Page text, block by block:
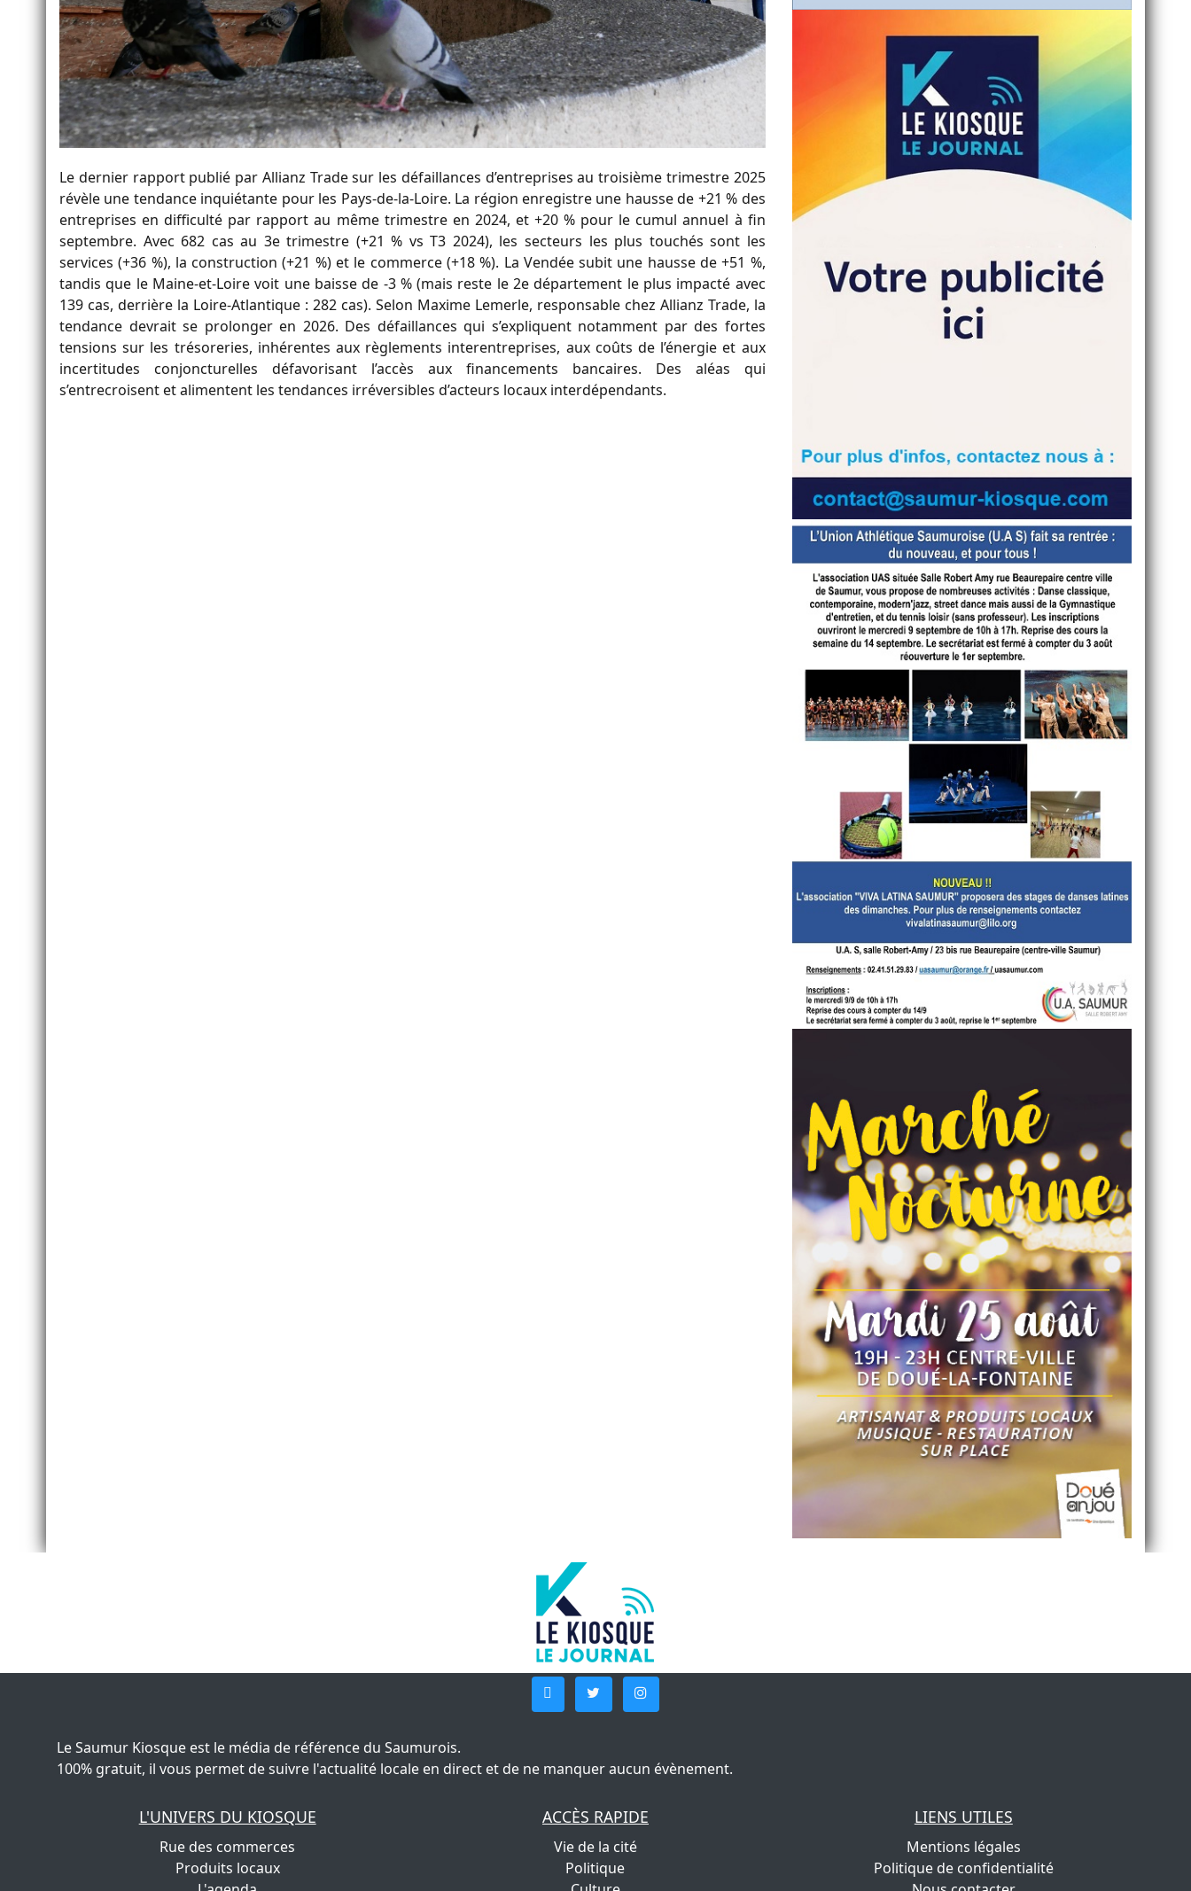
Le dernier rapport publié par Allianz Trade sur les défaillances d’entreprises au troisième trimestre 2025
révèle une tendance inquiétante pour les Pays-de-la-Loire. La région enregistre une hausse de +21 % des
entreprises en difficulté par rapport au même trimestre en 2024, et +20 % pour le cumul annuel à fin
septembre. Avec 682 cas au 3e trimestre (+21 % vs T3 2024), les secteurs les plus touchés sont les
services (+36 %), la construction (+21 %) et le commerce (+18 %). La Vendée subit une hausse de +51 %,
tandis que le Maine-et-Loire voit une baisse de -3 % (mais reste le 2e département le plus impacté avec
139 cas, derrière la Loire-Atlantique : 282 cas). Selon Maxime Lemerle, responsable chez Allianz Trade, la
tendance devrait se prolonger en 2026. Des défaillances qui s’expliquent notamment par des fortes
tensions sur les trésoreries, inhérentes aux règlements interentreprises, aux coûts de l’énergie et aux
incertitudes conjoncturelles défavorisant l’accès aux financements bancaires. Des aléas qui
s’entrecroisent et alimentent les tendances irréversibles d’acteurs locaux interdépendants.
Le Saumur Kiosque est le média de référence du Saumurois.
100% gratuit, il vous permet de suivre l'actualité locale en direct et de ne manquer aucun évènement.
L'UNIVERS DU KIOSQUE
Rue des commerces
Produits locaux
ACCÈS RAPIDE
Vie de la cité
Politique
LIENS UTILES
Mentions légales
Politique de confidentialité